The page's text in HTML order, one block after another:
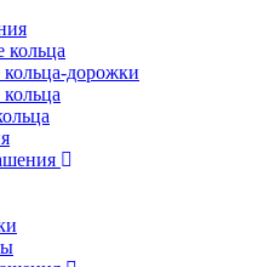
дорожки